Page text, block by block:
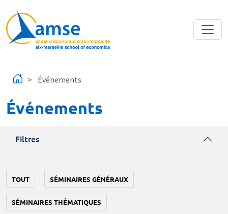
Événements
Événements
Filtres
TOUT SÉMINAIRES GÉNÉRAUX
SÉMINAIRES THÉMATIQUES